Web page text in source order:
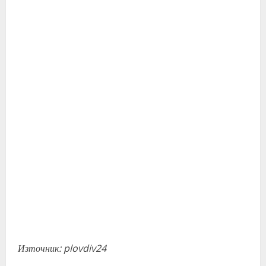
Източник: plovdiv24